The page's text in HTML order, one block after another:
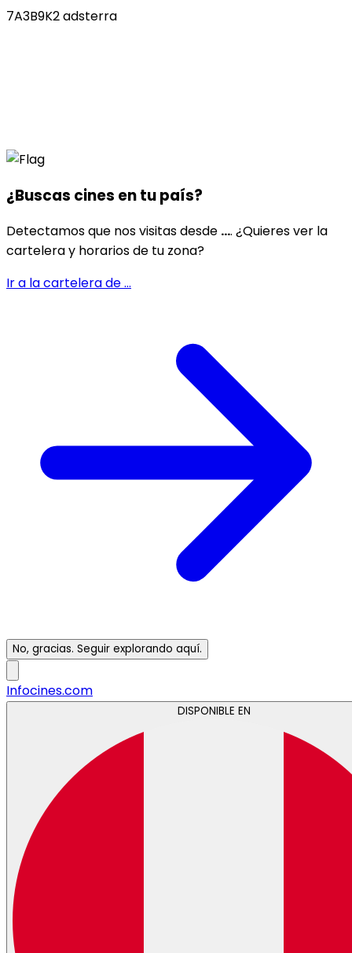
7A3B9K2 adsterra
¿Buscas cines entu país?
Detectamos que nos visitas desde .... ¿Quieres ver la
cartelera y horarios de tu zona?
Ir a la cartelera de...
No, gracias. Seguir explorando aquí.
Infocines.com
DISPONIBLE EN